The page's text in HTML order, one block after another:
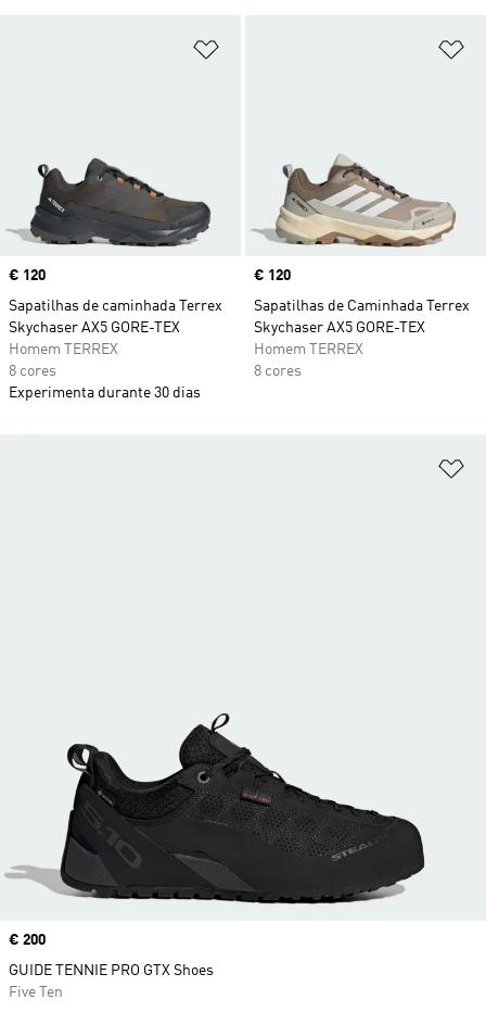
Price
€ 120
Sapatilhas de caminhada Terrex
Skychaser AX5 GORE-TEX
Homem TERREX
8 cores
Experimenta durante 30 dias
Price
€ 120
Sapatilhas de Caminhada Terrex
Skychaser AX5 GORE-TEX
Homem TERREX
8 cores
Price
€ 200
GUIDE TENNIE PRO GTX Shoes
Five Ten